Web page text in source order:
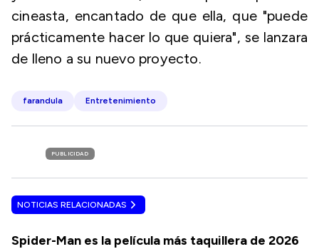
cineasta, encantado de que ella, que "puede
prácticamente hacer lo que quiera", se lanzara
de lleno a su nuevo proyecto.
farandula Entretenimiento
PUBLICIDAD
NOTICIAS RELACIONADAS
Spider-Man es la película más taquillera de 2026